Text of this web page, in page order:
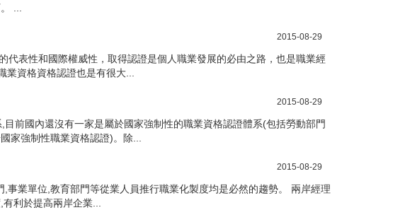
...
2015-08-29
代表性和國際權威性，取得認證是個人職業發展的必由之路，也是職業經
資格資格認證也是有很大...
2015-08-29
前國內還沒有一家是屬於國家強制性的職業資格認證體系(包括勞動部門
家強制性職業資格認證)。除...
2015-08-29
業單位,教育部門等從業人員推行職業化製度均是必然的趨勢。 兩岸經理
利於提高兩岸企業...